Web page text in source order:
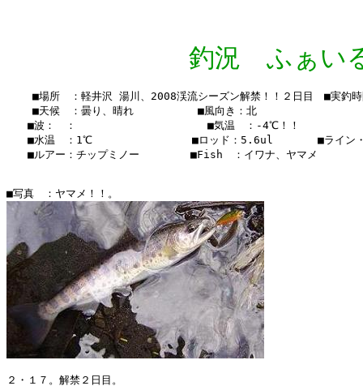
釣況 ふぁい
■場所　：軽井沢 湯川、2008渓流シーズン解禁！！２日目　■実釣
    ■天候　：曇り、晴れ 　    　　■風向き：北
■波：　：               　  　■気温　：-4℃！！
■水温　：1℃ 　　　　　  　 　■ロッド：5.6ul　　  　■ライン
■ルアー：チップミノー　　　   ■Fish　：イワナ、ヤマメ
２・１７。解禁２日目。